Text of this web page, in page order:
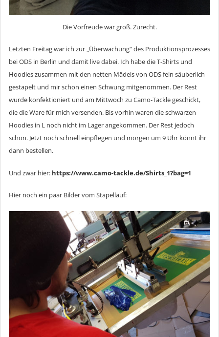
Die Vorfreude war groß. Zurecht.
Letzten Freitag war ich zur „Überwachung“ des Produktionsprozesses
bei ODS in Berlin und damit live dabei. Ich habe die T-Shirts und
Hoodies zusammen mit den netten Mädels von ODS fein säuberlich
gestapelt und mir schon einen Schwung mitgenommen. Der Rest
wurde konfektioniert und am Mittwoch zu Camo-Tackle geschickt,
die die Ware für mich versenden. Bis vorhin waren die schwarzen
Hoodies in L noch nicht im Lager angekommen. Der Rest jedoch
schon. Jetzt noch schnell einpflegen und morgen um 9 Uhr könnt ihr
dann bestellen.
Und zwar hier: https://www.camo-tackle.de/Shirts_1?bag=1
Hier noch ein paar Bilder vom Stapellauf: